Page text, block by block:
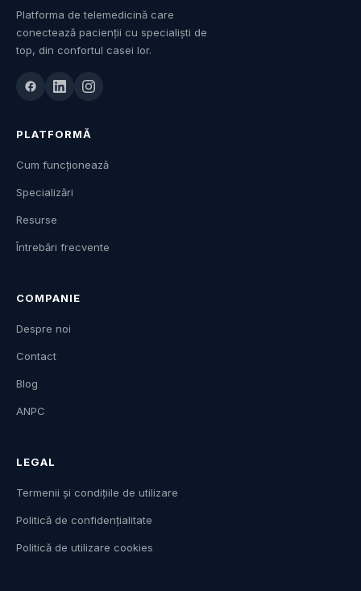
Platforma de telemedicină care
conectează pacienții cu specialiști de
top, din confortul casei lor.
PLATFORMĂ
Cum funcționează
Specializări
Resurse
Întrebări frecvente
COMPANIE
Despre noi
Contact
Blog
ANPC
LEGAL
Termenii și condițiile de utilizare
Politică de confidențialitate
Politică de utilizare cookies